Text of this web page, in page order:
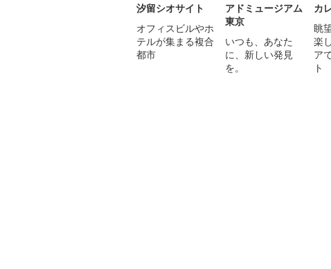
汐留シオサイト
オフィスビルやホ
テルが集まる複合
都市
アドミュージアム
東京
いつも、あなた
に、新しい発見
を。
カ
眺
楽
ア
ト